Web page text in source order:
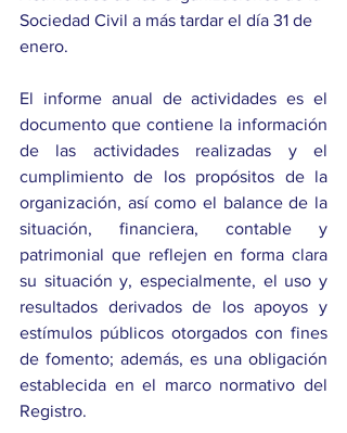
Sociedad Civil a más tardar el día 31 de
enero.
El informe anual de actividades es el
documento que contiene la información
de las actividades realizadas y el
cumplimiento de los propósitos de la
organización, así como el balance de la
situación, financiera, contable y
patrimonial que reflejen en forma clara
su situación y, especialmente, el uso y
resultados derivados de los apoyos y
estímulos públicos otorgados con fines
de fomento; además, es una obligación
establecida en el marco normativo del
Registro.